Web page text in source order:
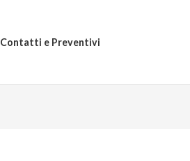
Contatti e Preventivi